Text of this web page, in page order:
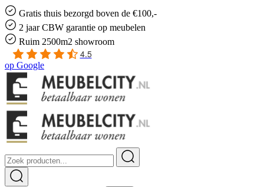
Gratis thuis bezorgd boven de €100,-
2 jaar CBW garantie op meubelen
Ruim 2500m2 showroom
4.5
op Google